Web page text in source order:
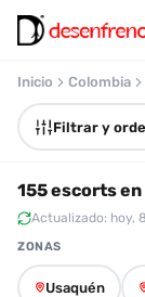
Inicio Colombia
Filtrar y
155 escorts
Actualizado: hoy,
ZONAS
Usaquén